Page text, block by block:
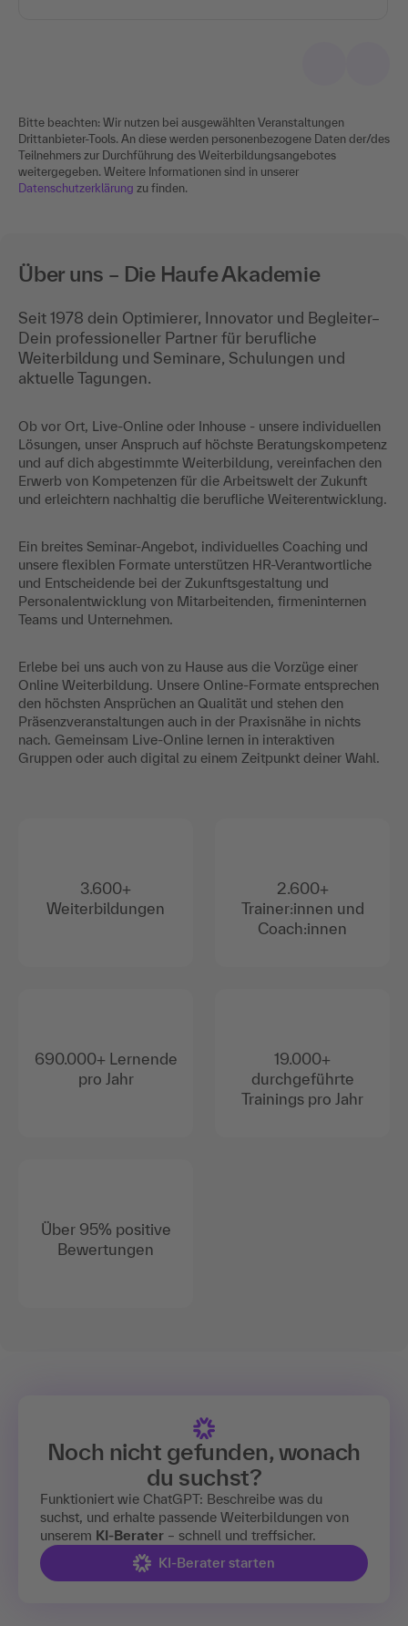
Bitte beachten: Wir nutzen bei ausgewählten Veranstaltungen
Drittanbieter-Tools. An diese werden personenbezogene Daten der/des
Teilnehmers zur Durchführung des Weiterbildungsangebotes
weitergegeben. Weitere Informationen sind in unserer
Datenschutzerklärung zu finden.
Über uns – Die Haufe Akademie
Seit 1978 dein Optimierer, Innovator und Begleiter–
Dein professioneller Partner für berufliche
Weiterbildung und Seminare, Schulungen und
aktuelle Tagungen.
Ob vor Ort, Live-Online oder Inhouse - unsere individuellen
Lösungen, unser Anspruch auf höchste Beratungskompetenz
und auf dich abgestimmte Weiterbildung, vereinfachen den
Erwerb von Kompetenzen für die Arbeitswelt der Zukunft
und erleichtern nachhaltig die berufliche Weiterentwicklung.
Ein breites Seminar-Angebot, individuelles Coaching und
unsere flexiblen Formate unterstützen HR-Verantwortliche
und Entscheidende bei der Zukunftsgestaltung und
Personalentwicklung von Mitarbeitenden, firmeninternen
Teams und Unternehmen.
Erlebe bei uns auch von zu Hause aus die Vorzüge einer
Online Weiterbildung. Unsere Online-Formate entsprechen
den höchsten Ansprüchen an Qualität und stehen den
Präsenzveranstaltungen auch in der Praxisnähe in nichts
nach. Gemeinsam Live-Online lernen in interaktiven
Gruppen oder auch digital zu einem Zeitpunkt deiner Wahl.
3.600+
Weiterbildungen
690.000+ Lernende
pro Jahr
Über 95% positive
Bewertungen
2.600+
Trainer:innen und
Coach:innen
19.000+
durchgeführte
Trainings pro Jahr
Noch nicht gefunden, wonach
du suchst?
Funktioniert wie ChatGPT: Beschreibe was du
suchst, und erhalte passende Weiterbildungen von
unserem KI-Berater – schnell und treffsicher.
KI-Berater starten